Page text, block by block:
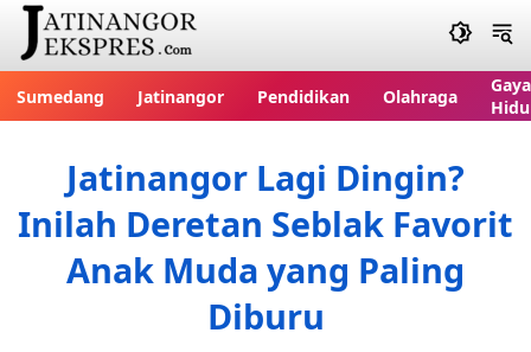
Sumedang Jatinangor Pendidikan Olahraga
Gaya
Jatinangor Lagi Dingin?
Inilah Deretan Seblak Favorit
Anak Muda yang Paling
Diburu